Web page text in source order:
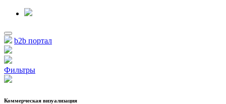
b2b портал
Фильтры
Коммерческая визуализация